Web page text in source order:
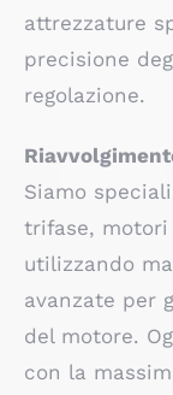
attrezzature
precisione
regolazione.
Siamo
trifase, motori
utilizzando
avanzate per
del motore.
con la